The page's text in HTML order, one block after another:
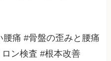
痛 #骨盤の歪みと腰痛
ン検査 #根本改善